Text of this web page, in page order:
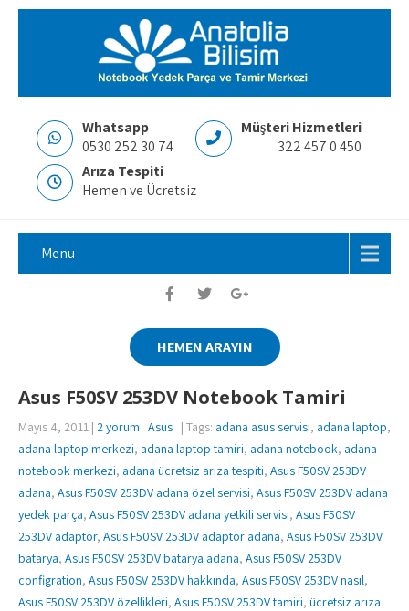
Whatsapp
0530 252 30 74
Müşteri Hizmetleri
322 457 0 450
Arıza Tespiti
Hemen ve Ücretsiz
Menu
HEMEN ARAYIN
Asus F50SV 253DV Notebook Tamiri
Mayıs 4, 2011 | 2 yorum Asus | Tags: adana asus servisi, adana laptop,
adana laptop merkezi, adana laptop tamiri, adana notebook, adana
notebook merkezi, adana ücretsiz arıza tespiti, Asus F50SV 253DV
adana, Asus F50SV 253DV adana özel servisi, Asus F50SV 253DV adana
yedek parça, Asus F50SV 253DV adana yetkili servisi, Asus F50SV
253DV adaptör, Asus F50SV 253DV adaptör adana, Asus F50SV 253DV
batarya, Asus F50SV 253DV batarya adana, Asus F50SV 253DV
configration, Asus F50SV 253DV hakkında, Asus F50SV 253DV nasıl,
Asus F50SV 253DV özellikleri, Asus F50SV 253DV tamiri, ücretsiz arıza